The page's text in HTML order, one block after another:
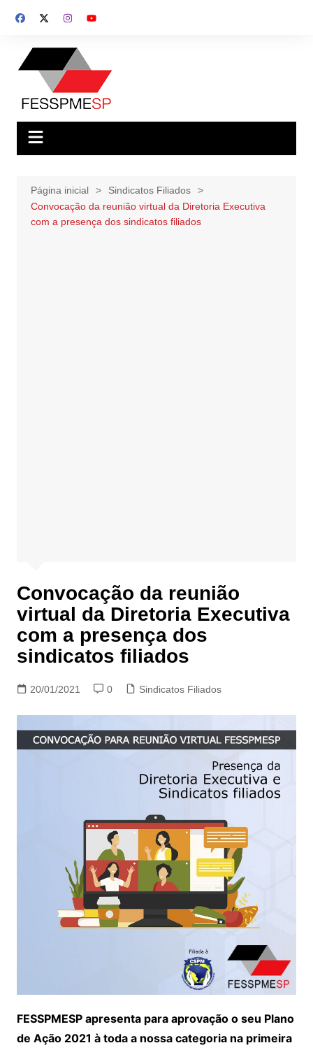
para
conteúdo
Página inicial
Sindicatos Filiados
Convocação da reunião virtual da Diretoria Executiva
com a presença dos sindicatos filiados
Convocação da reunião
virtual da Diretoria Executiva
com a presença dos
sindicatos filiados
20/01/2021 0 Sindicatos Filiados
FESSPMESP apresenta para aprovação o seu Plano
de Ação 2021 à toda a nossa categoria na primeira